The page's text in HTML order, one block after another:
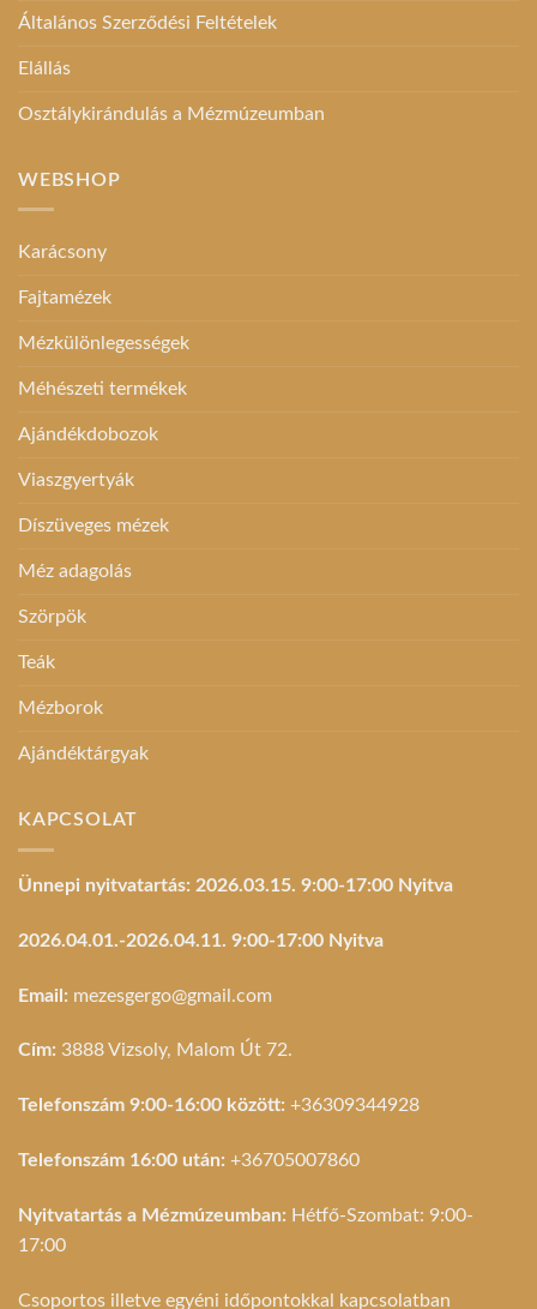
Általános Szerződési Feltételek
Elállás
Osztálykirándulás a Mézmúzeumban
WEBSHOP
Karácsony
Fajtamézek
Mézkülönlegességek
Méhészeti termékek
Ajándékdobozok
Viaszgyertyák
Díszüveges mézek
Méz adagolás
Szörpök
Teák
Mézborok
Ajándéktárgyak
KAPCSOLAT
Ünnepi nyitvatartás: 2026.03.15. 9:00-17:00 Nyitva
2026.04.01.-2026.04.11. 9:00-17:00 Nyitva
Email: mezesgergo@gmail.com
Cím: 3888 Vizsoly, Malom Út 72.
Telefonszám 9:00-16:00 között: +36309344928
Telefonszám 16:00 után: +36705007860
Nyitvatartás a Mézmúzeumban: Hétfő-Szombat: 9:00-
17:00
Csoportos illetve egyéni időpontokkal kapcsolatban